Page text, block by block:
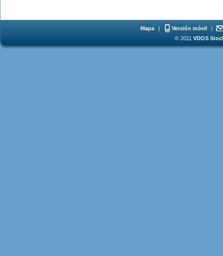
Mapa | Versión móvil
|
© 2011 VDOS